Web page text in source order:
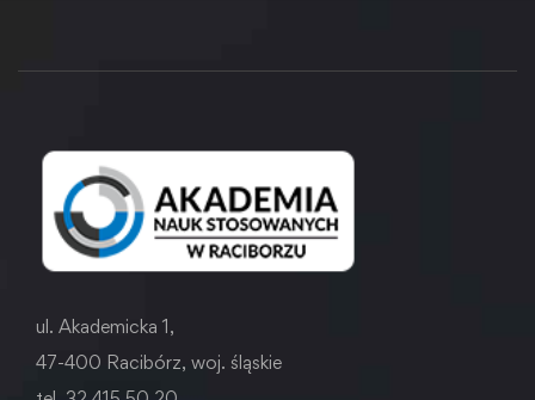
ul. Akademicka 1,
47-400 Racibórz, woj. śląskie